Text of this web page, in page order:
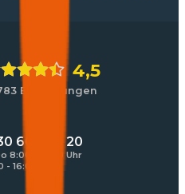
4,5
Bewertungen
60 900 20
8:00 - 17:00 Uhr
- 16:00 Uhr